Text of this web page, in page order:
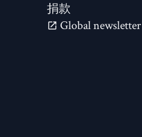
捐款
Global newsletter